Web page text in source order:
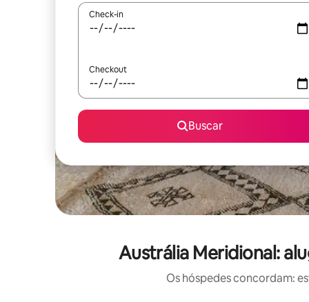
Check-in
Checkout
Buscar
Austrália Meridional:
Os hóspedes concordam: